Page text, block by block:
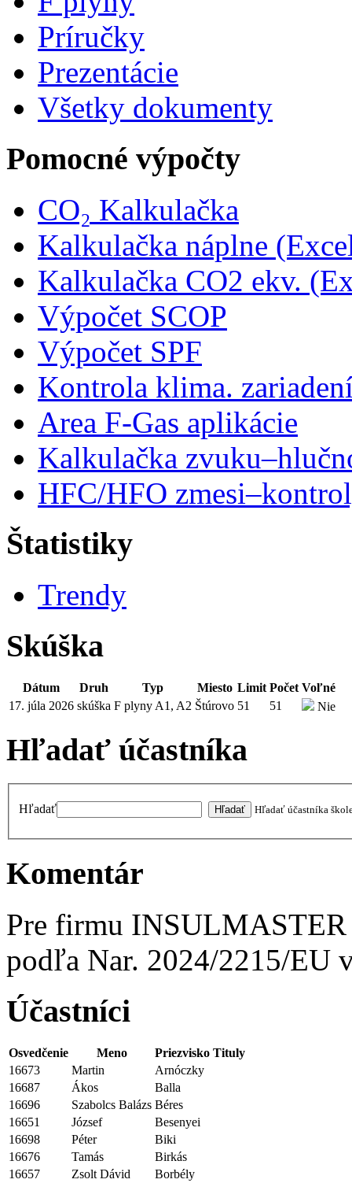
Príručky
Prezentácie
Všetky dokumenty
Pomocné výpočty
CO₂ Kalkulačka
Kalkulačka náplne
Kalkulačka CO2 ekv.
Výpočet SCOP
Výpočet SPF
Kontrola klima.
Area F-Gas aplikácie
Kalkulačka
HFC/HFO
Štatistiky
Trendy
Skúška
Dátum Druh Typ Miesto Limit Počet Voľné
17. júla 2026 skúška F plyny A1, A2 Štúrovo 51 51 Nie
Hľadať účastníka
Hľadať Hľadať účastníka
Komentár
Pre firmu INSULMASTER
podľa Nar. 2024/2215/
Účastníci
Osvedčenie Meno Priezvisko Tituly
16673
Martin
Arnóczky
16687
Ákos
Balla
16696
Szabolcs Balázs Béres
16651
József
Besenyei
16698
Péter
Biki
16676
Tamás
Birkás
16657
Zsolt Dávid
Borbély